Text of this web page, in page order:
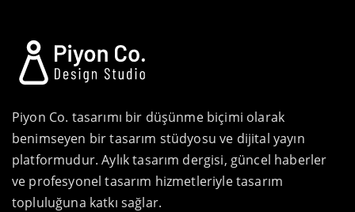
Piyon Co. tasarımı bir düşünme biçimi olarak
benimseyen bir tasarım stüdyosu ve dijital yayın
platformudur. Aylık tasarım dergisi, güncel haberler
ve profesyonel tasarım hizmetleriyle tasarım
topluluğuna katkı sağlar.